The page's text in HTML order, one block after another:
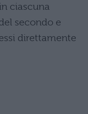
ciascuna
secondo e
direttamente